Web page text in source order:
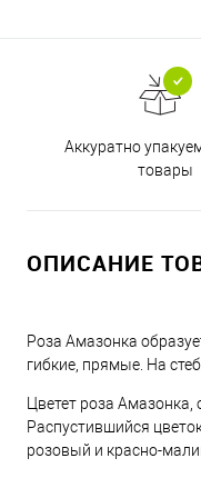
Аккуратно
товары
ОПИСАНИЕ
Роза Амазонка
гибкие, прямые. На
Цветет роза
Распустившийся
розовый и красно-